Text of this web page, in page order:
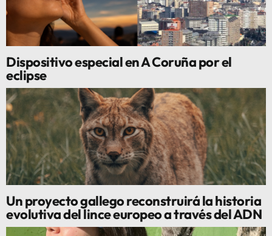
Dispositivo especial en A Coruña por el
eclipse
Un proyecto gallego reconstruirá la historia
evolutiva del lince europeo a través del ADN